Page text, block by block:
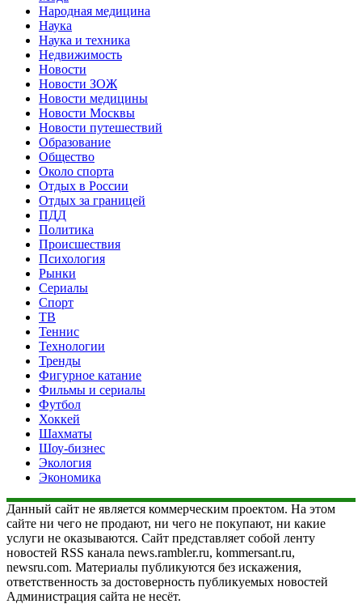
Народная медицина
Наука
Наука и техника
Недвижимость
Новости
Новости ЗОЖ
Новости медицины
Новости Москвы
Новости путешествий
Образование
Общество
Около спорта
Отдых в России
Отдых за границей
ПДД
Политика
Происшествия
Психология
Рынки
Сериалы
Спорт
ТВ
Теннис
Технологии
Тренды
Фигурное катание
Фильмы и сериалы
Футбол
Хоккей
Шахматы
Шоу-бизнес
Экология
Экономика
Данный сайт не является коммерческим проектом. На этом
сайте ни чего не продают, ни чего не покупают, ни какие
услуги не оказываются. Сайт представляет собой ленту
новостей RSS канала news.rambler.ru, kommersant.ru,
newsru.com. Материалы публикуются без искажения,
ответственность за достоверность публикуемых новостей
Администрация сайта не несёт.